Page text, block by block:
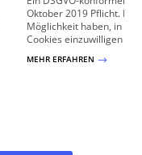
Oktober 2019 Pflicht.
Möglichkeit haben, in die
Cookies einzuwilligen
MEHR ERFAHREN $